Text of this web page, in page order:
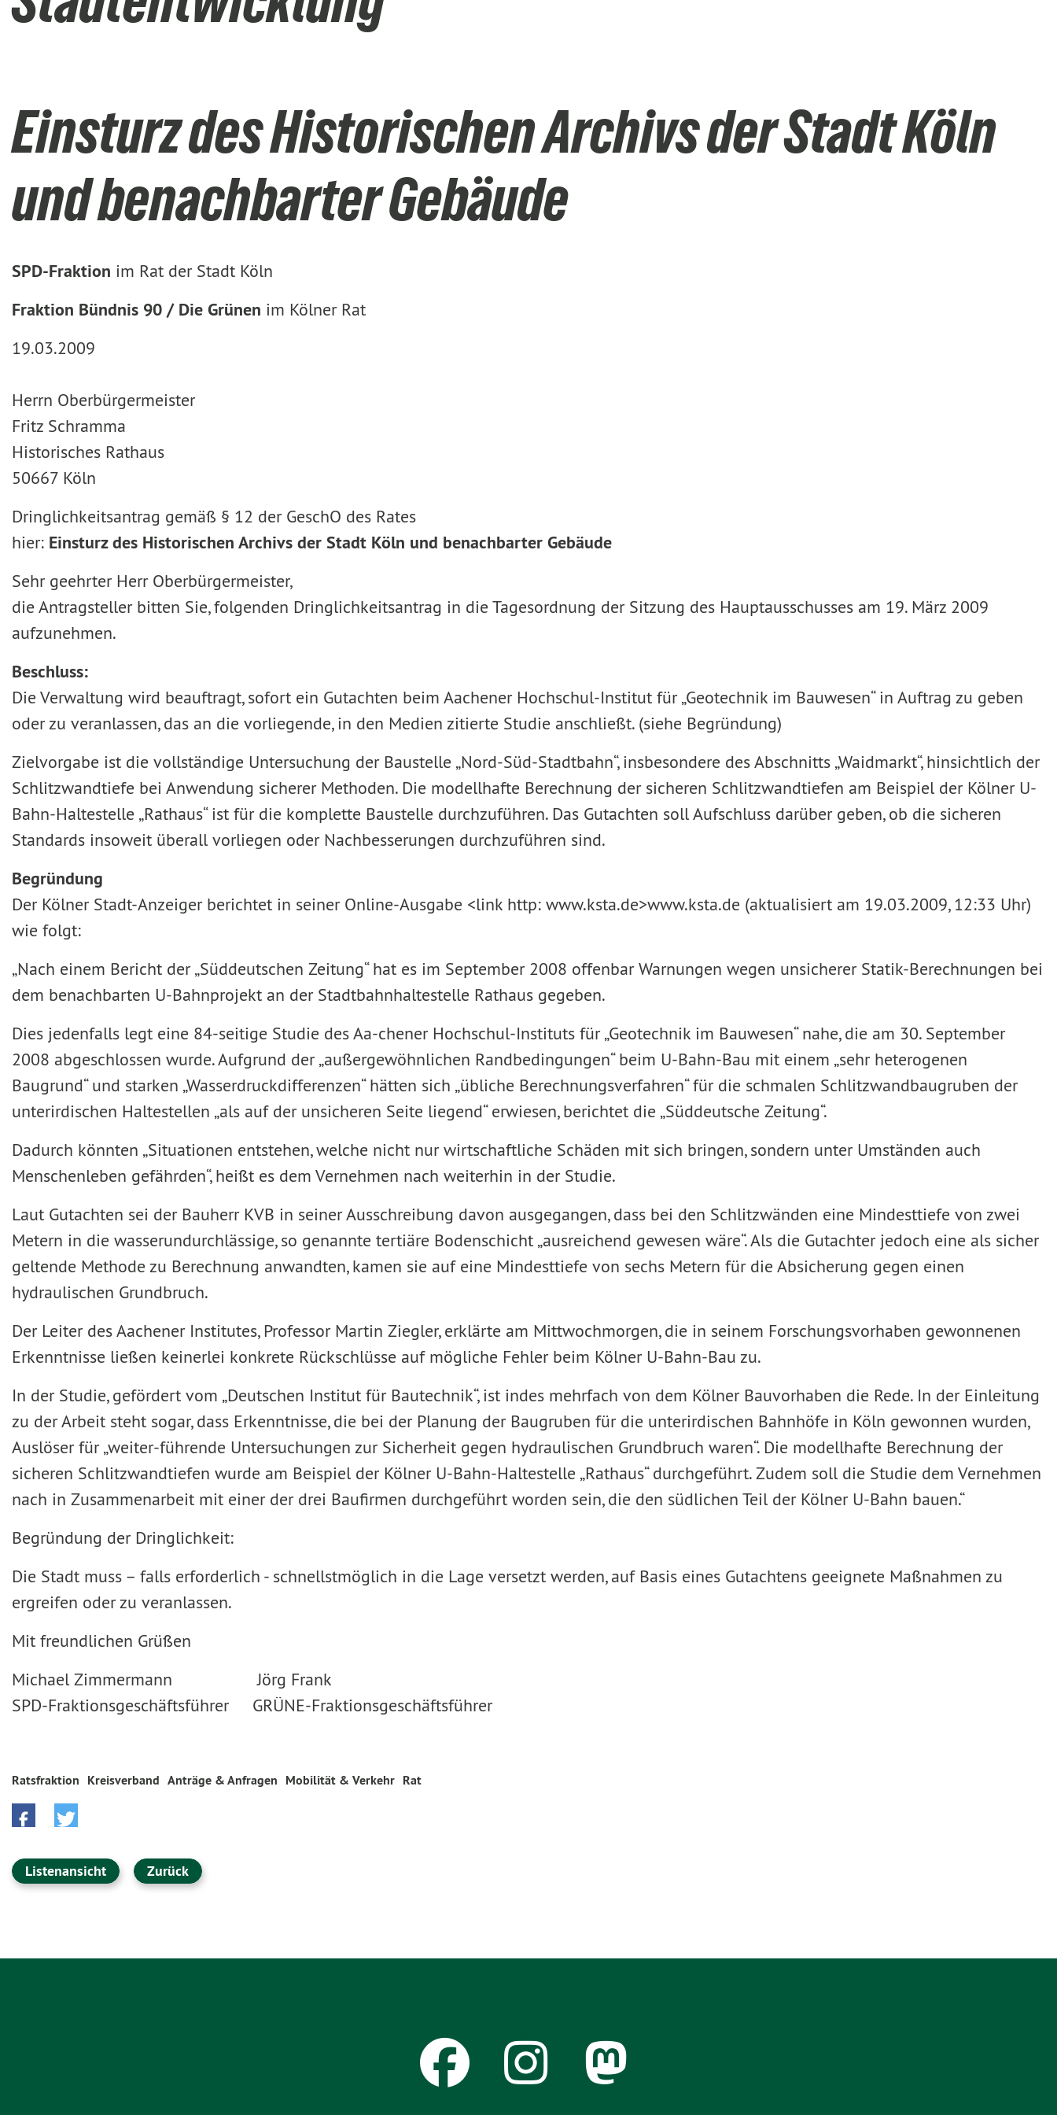
Einsturz des Historischen Archivs der Stadt Köln
und benachbarter Gebäude
SPD-Fraktion im Rat der Stadt Köln
Fraktion Bündnis 90 / Die Grünen im Kölner Rat
19.03.2009
Herrn Oberbürgermeister
Fritz Schramma
Historisches Rathaus
50667 Köln
Dringlichkeitsantrag gemäß § 12 der GeschO des Rates
hier: Einsturz des Historischen Archivs der Stadt Köln und benachbarter Gebäude
Sehr geehrter Herr Oberbürgermeister,
die Antragsteller bitten Sie, folgenden Dringlichkeitsantrag in die Tagesordnung der Sitzung des Hauptausschusses am 19. März 2009
aufzunehmen.
Beschluss:
Die Verwaltung wird beauftragt, sofort ein Gutachten beim Aachener Hochschul-Institut für „Geotechnik im Bauwesen“ in Auftrag zu geben
oder zu veranlassen, das an die vorliegende, in den Medien zitierte Studie anschließt. (siehe Begründung)
Zielvorgabe ist die vollständige Untersuchung der Baustelle „Nord-Süd-Stadtbahn“, insbesondere des Abschnitts „Waidmarkt“, hinsichtlich der
Schlitzwandtiefe bei Anwendung sicherer Methoden. Die modellhafte Berechnung der sicheren Schlitzwandtiefen am Beispiel der Kölner U-
Bahn-Haltestelle „Rathaus“ ist für die komplette Baustelle durchzuführen. Das Gutachten soll Aufschluss darüber geben, ob die sicheren
Standards insoweit überall vorliegen oder Nachbesserungen durchzuführen sind.
Begründung
Der Kölner Stadt-Anzeiger berichtet in seiner Online-Ausgabe <link http: www.ksta.de>www.ksta.de (aktualisiert am 19.03.2009, 12:33 Uhr)
wie folgt:
„Nach einem Bericht der „Süddeutschen Zeitung“ hat es im September 2008 offenbar Warnungen wegen unsicherer Statik-Berechnungen bei
dem benachbarten U-Bahnprojekt an der Stadtbahnhaltestelle Rathaus gegeben.
Dies jedenfalls legt eine 84-seitige Studie des Aa-chener Hochschul-Instituts für „Geotechnik im Bauwesen“ nahe, die am 30. September
2008 abgeschlossen wurde. Aufgrund der „außergewöhnlichen Randbedingungen“ beim U-Bahn-Bau mit einem „sehr heterogenen
Baugrund“ und starken „Wasserdruckdifferenzen“ hätten sich „übliche Berechnungsverfahren“ für die schmalen Schlitzwandbaugruben der
unterirdischen Haltestellen „als auf der unsicheren Seite liegend“ erwiesen, berichtet die „Süddeutsche Zeitung“.
Dadurch könnten „Situationen entstehen, welche nicht nur wirtschaftliche Schäden mit sich bringen, sondern unter Umständen auch
Menschenleben gefährden“, heißt es dem Vernehmen nach weiterhin in der Studie.
Laut Gutachten sei der Bauherr KVB in seiner Ausschreibung davon ausgegangen, dass bei den Schlitzwänden eine Mindesttiefe von zwei
Metern in die wasserundurchlässige, so genannte tertiäre Bodenschicht „ausreichend gewesen wäre“. Als die Gutachter jedoch eine als sicher
geltende Methode zu Berechnung anwandten, kamen sie auf eine Mindesttiefe von sechs Metern für die Absicherung gegen einen
hydraulischen Grundbruch.
Der Leiter des Aachener Institutes, Professor Martin Ziegler, erklärte am Mittwochmorgen, die in seinem Forschungsvorhaben gewonnenen
Erkenntnisse ließen keinerlei konkrete Rückschlüsse auf mögliche Fehler beim Kölner U-Bahn-Bau zu.
In der Studie, gefördert vom „Deutschen Institut für Bautechnik“, ist indes mehrfach von dem Kölner Bauvorhaben die Rede. In der Einleitung
zu der Arbeit steht sogar, dass Erkenntnisse, die bei der Planung der Baugruben für die unterirdischen Bahnhöfe in Köln gewonnen wurden,
Auslöser für „weiter-führende Untersuchungen zur Sicherheit gegen hydraulischen Grundbruch waren“. Die modellhafte Berechnung der
sicheren Schlitzwandtiefen wurde am Beispiel der Kölner U-Bahn-Haltestelle „Rathaus“ durchgeführt. Zudem soll die Studie dem Vernehmen
nach in Zusammenarbeit mit einer der drei Baufirmen durchgeführt worden sein, die den südlichen Teil der Kölner U-Bahn bauen.“
Begründung der Dringlichkeit:
Die Stadt muss – falls erforderlich - schnellstmöglich in die Lage versetzt werden, auf Basis eines Gutachtens geeignete Maßnahmen zu
ergreifen oder zu veranlassen.
Mit freundlichen Grüßen
Michael Zimmermann Jörg Frank
SPD-Fraktionsgeschäftsführer GRÜNE-Fraktionsgeschäftsführer
Ratsfraktion Kreisverband Anträge & Anfragen Mobilität & Verkehr Rat
Listenansicht Zurück